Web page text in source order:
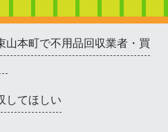
山本町で不用品回収業者・買
してほしい